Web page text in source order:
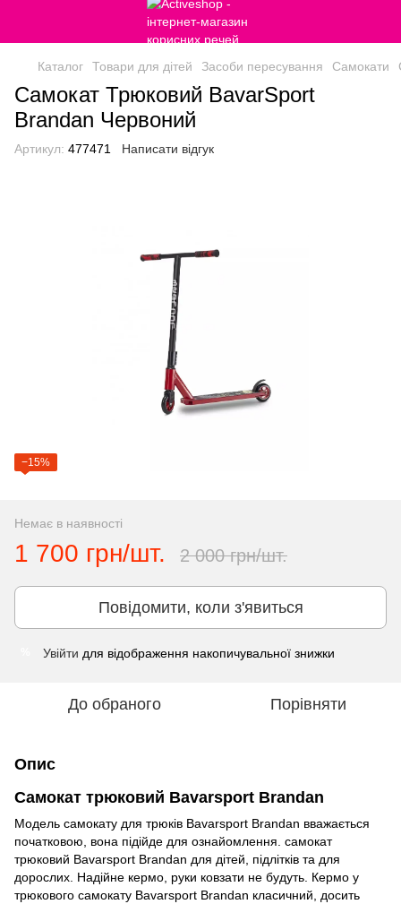
Каталог Товари для дітей Засоби пересування Самокати
Самокат Трюковий BavarSport
Brandan Червоний
Артикул: 477471 Написати відгук
−15%
Немає в наявності
1 700 грн/шт. 2 000 грн/шт.
Повідомити, коли з'явиться
Увійти для відображення накопичувальної знижки
До обраного Порівняти
Опис
Самокат трюковий Bavarsport Brandan
Модель самокату для трюків Bavarsport Brandan вважається
початковою, вона підійде для ознайомлення. самокат
трюковий Bavarsport Brandan для дітей, підлітків та для
дорослих. Надійне кермо, руки ковзати не будуть. Кермо у
трюкового самокату Bavarsport Brandan класичний, досить